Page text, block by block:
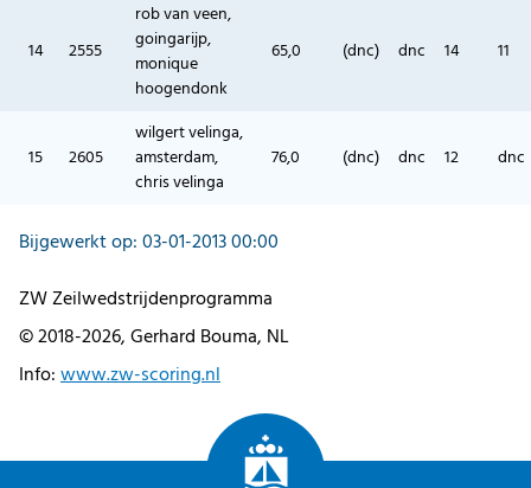
14 2555
rob van veen,
goingarijp,
monique
hoogendonk
65,0 (dnc) dnc 14 11
15 2605
wilgert velinga,
amsterdam,
chris velinga
76,0 (dnc) dnc 12 dnc
Bijgewerkt op: 03-01-2013 00:00
ZW Zeilwedstrijdenprogramma
© 2018-2026, Gerhard Bouma, NL
Info:www.zw-scoring.nl